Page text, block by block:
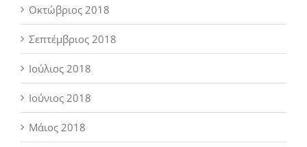
Οκτώβριος 2018
Σεπτέμβριος 2018
Ιούλιος 2018
Ιούνιος 2018
Μάιος 2018